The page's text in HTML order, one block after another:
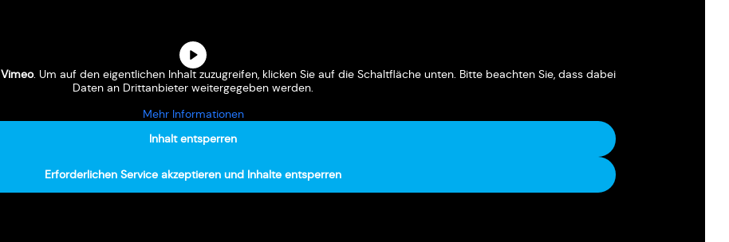
Vimeo. Um auf den eigent­li­chen Inhalt zuzu­grei­fen, klicken Sie auf die Schalt­flä­che unten. Bitte beach­ten Sie, dass dabei
Daten an Dritt­an­bie­ter wei­ter­ge­ge­ben werden.
Mehr Infor­ma­tio­nen
Inhalt ent­sper­ren
Erfor­der­li­chen Service akzep­tie­ren und Inhalte ent­sper­ren